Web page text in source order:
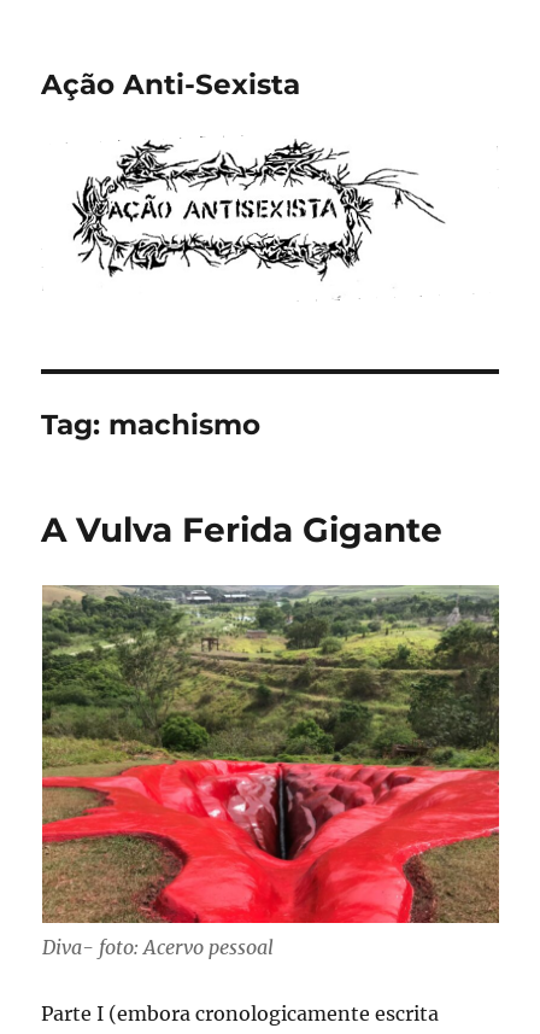
Ação Anti-Sexista
Tag: machismo
A Vulva Ferida Gigante
Diva- foto: Acervo pessoal
Parte I (embora cronologicamente escrita